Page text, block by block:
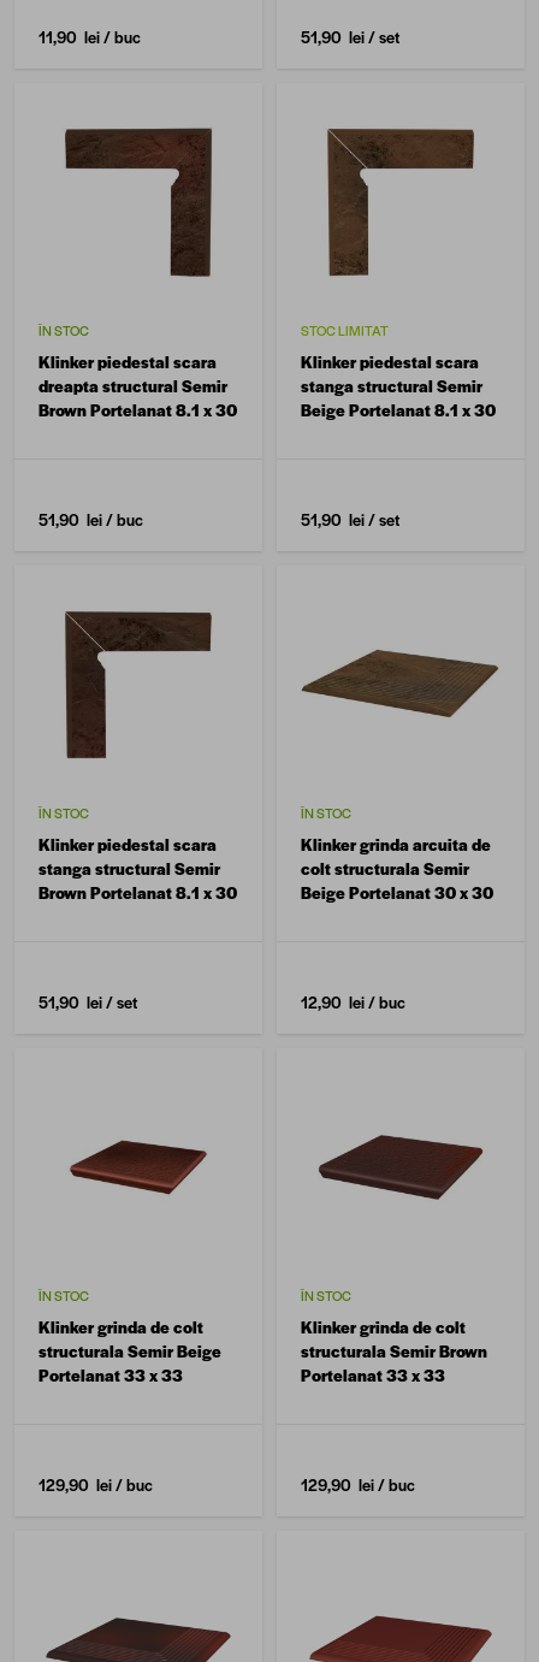
11,90 lei/ buc 51,90 lei/ set
ÎN STOC
Klinker piedestal scara
dreapta structural Semir
Brown Portelanat 8.1 x 30
51,90 lei/ buc
STOC LIMITAT
Klinker piedestal scara
stanga structural Semir
Beige Portelanat 8.1 x 30
51,90 lei/ set
ÎN STOC
Klinker piedestal scara
stanga structural Semir
Brown Portelanat 8.1 x 30
51,90 lei/ set
ÎN STOC
Klinker grinda arcuita de
colt structurala Semir
Beige Portelanat 30 x 30
12,90 lei/ buc
ÎN STOC
Klinker grinda de colt
structurala Semir Beige
Portelanat 33 x 33
129,90 lei/ buc
ÎN STOC
Klinker grinda de colt
structurala Semir Brown
Portelanat 33 x 33
129,90 lei/ buc